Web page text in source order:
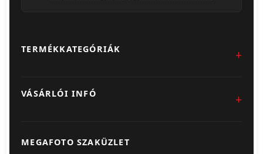
TERMÉKKATEGÓRIÁK
Fotókidolgozás
Poszter & Falikép
VÁSÁRLÓI INFÓ
MEGAFOTO SZAKÜZLET